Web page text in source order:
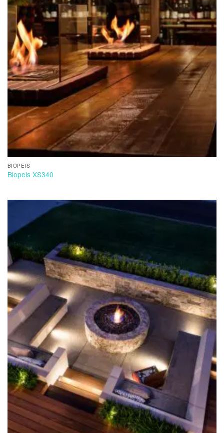
BIOPEIS
Biopeis XS340